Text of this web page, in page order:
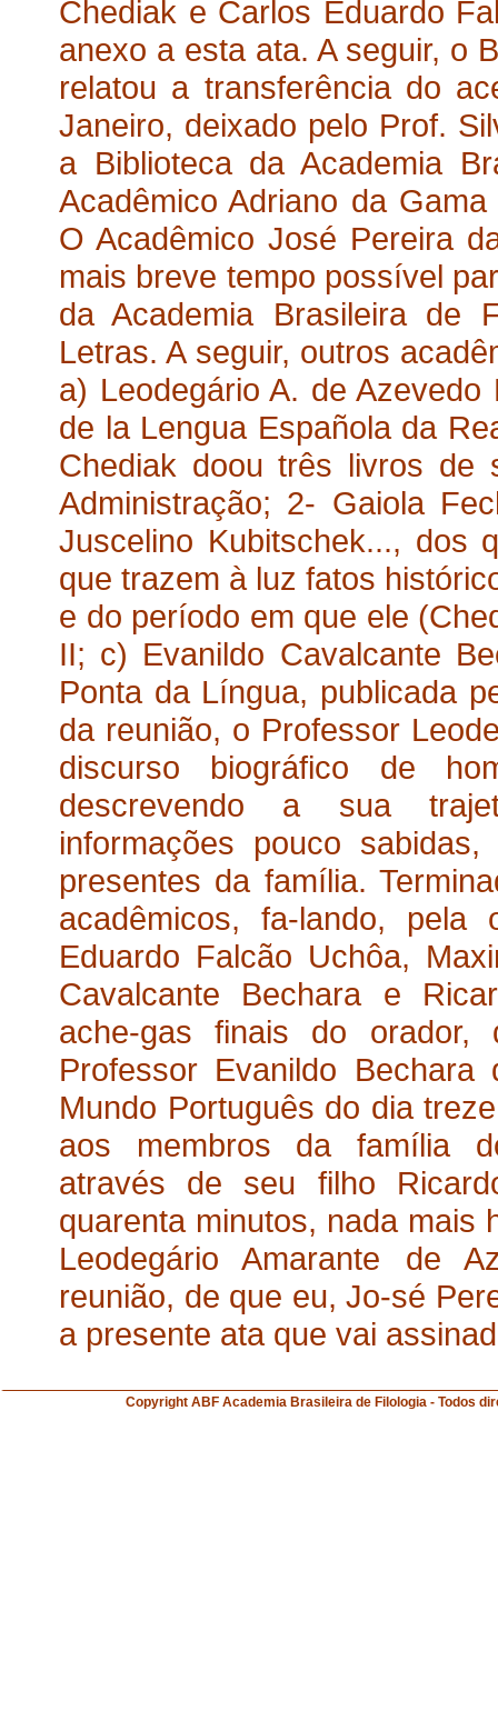
Chediak e Carlos Eduardo
anexo a esta ata. A seguir, o
relatou a transferência do
Janeiro, deixado pelo Prof.
a Biblioteca da Academia
Acadêmico Adriano da
O Acadêmico José Pereira
mais breve tempo possível
da Academia Brasileira de
Letras. A seguir, outros
a) Leodegário A. de
de la Lengua Española da
Chediak doou três livros de
Administração; 2- Gaiola
Juscelino Kubitschek..., dos
que trazem à luz fatos
e do período em que ele
II; c) Evanildo Cavalcante
Ponta da Língua, publicada
da reunião, o Professor
discurso biográfico de
descrevendo a sua
informações pouco
presentes da família.
acadêmicos, fa-lando, pela
Eduardo Falcão Uchôa,
Cavalcante Bechara e
ache-gas finais do
Professor Evanildo
Mundo Português do dia
aos membros da família
através de seu filho
quarenta minutos, nada mais
Leodegário Amarante de
reunião, de que eu, Jo-sé
a presente ata que vai
Copyright ABF Academia Brasileira de